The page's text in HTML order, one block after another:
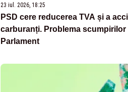
23 iul. 2026, 18:25
PSD cere reducerea TVA și a
carburanți. Problema scumpirilor
Parlament